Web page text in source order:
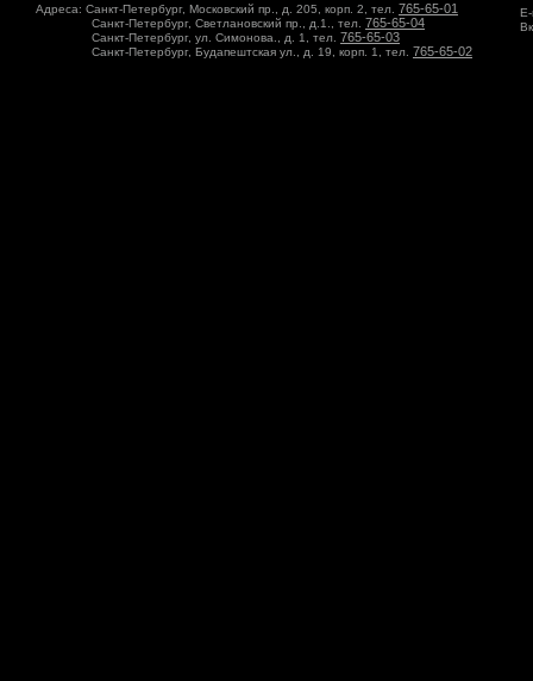
Адреса: Санкт-Петербург, Московский пр., д. 205, корп. 2, тел. 765-65-01
Санкт-Петербург, Светлановский пр., д.1., тел. 765-65-04
Санкт-Петербург, ул. Симонова., д. 1, тел. 765-65-03
Санкт-Петербург, Будапештская ул., д. 19, корп. 1, тел. 765-65-02